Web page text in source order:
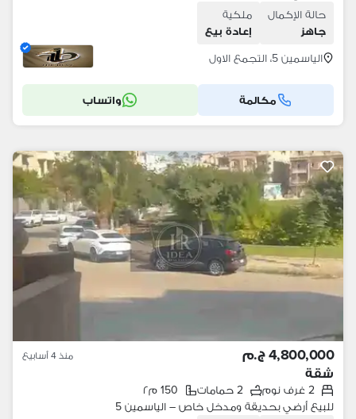
حالة الإكمال
جاهز
ملكية
إعادة بيع
الياسمين 5، التجمع الاول
مكالمة واتساب
4,800,000 ج.م منذ 4 أسابيع
شقة
2 غرف نوم 2 حمامات
150 م٢
للبيع أرضي بحديقة ومدخل خاص – الياسمين 5